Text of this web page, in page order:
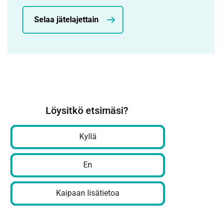
Selaa jätelajettain
Löysitkö etsimäsi?
Kyllä
En
Kaipaan lisätietoa